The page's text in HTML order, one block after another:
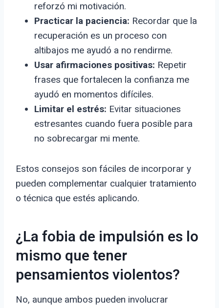
reforzó mi motivación.
Practicar la paciencia: Recordar que la
recuperación es un proceso con
altibajos me ayudó a no rendirme.
Usar afirmaciones positivas: Repetir
frases que fortalecen la confianza me
ayudó en momentos difíciles.
Limitar el estrés: Evitar situaciones
estresantes cuando fuera posible para
no sobrecargar mi mente.
Estos consejos son fáciles de incorporar y
pueden complementar cualquier tratamiento
o técnica que estés aplicando.
¿La fobia de impulsión es lo
mismo que tener
pensamientos violentos?
No, aunque ambos pueden involucrar